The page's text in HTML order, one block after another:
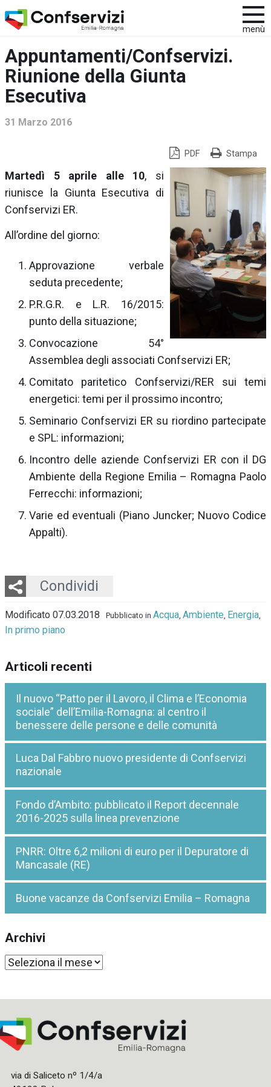
menù
Appuntamenti/Confservizi.
Riunione della Giunta
Esecutiva
31 Marzo 2016
PDF Stampa
Martedì 5 aprile alle 10, si
riunisce la Giunta Esecutiva di
Confservizi ER.
All’ordine del giorno:
Approvazione verbale
seduta precedente;
P.R.G.R. e L.R. 16/2015:
punto della situazione;
Convocazione 54°
Assemblea degli associati Confservizi ER;
Comitato paritetico Confservizi/RER sui temi
energetici: temi per il prossimo incontro;
Seminario Confservizi ER su riordino partecipate
e SPL: informazioni;
Incontro delle aziende Confservizi ER con il DG
Ambiente della Regione Emilia – Romagna Paolo
Ferrecchi: informazioni;
Varie ed eventuali (Piano Juncker; Nuovo Codice
Appalti).
Condividi
Twitter
LinkedIn
Email
Whatsapp
Modificato 07.03.2018 Pubblicato in Acqua, Ambiente, Energia,
In primo piano
Articoli recenti
Il nuovo “Patto per il Lavoro, il Clima e l’Economia
sociale” dell’Emilia-Romagna: al centro il
benessere delle persone e delle comunità
Luca Dal Fabbro nuovo presidente di Confservizi
nazionale
Fondo d’Ambito: pubblicato il Report decennale
2016-2025 sulla linea prevenzione
PNRR: Oltre 6,2 milioni di euro per il Depuratore di
Mancasale (RE)
Buone vacanze da Confservizi Emilia – Romagna
Archivi
Archivi
via di Saliceto nº 1/4/a